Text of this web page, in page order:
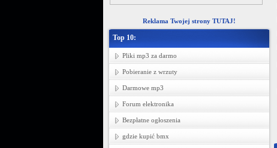
Reklama Twojej strony TUTAJ!
Top 10:
Pliki mp3 za darmo
Pobieranie z wrzuty
Darmowe mp3
Forum elektronika
Bezpłatne ogłoszenia
gdzie kupić bmx